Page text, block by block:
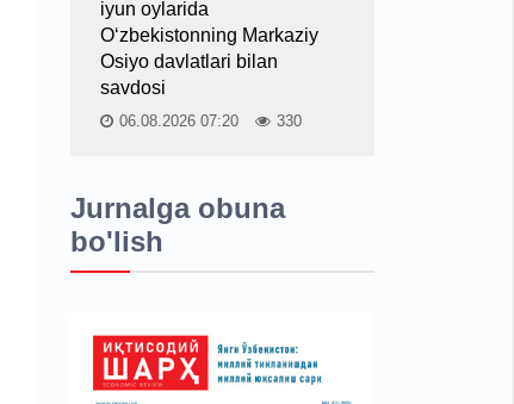
iyun oylarida
O‘zbekistonning Markaziy
Osiyo davlatlari bilan
savdosi
06.08.2026 07:20 330
Jurnalga obuna
bo'lish